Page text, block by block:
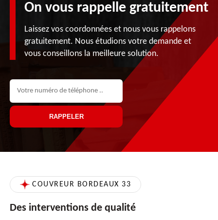
On vous rappelle gratuitement
Laissez vos coordonnées et nous vous rappelons
gratuitement. Nous étudions votre demande et
vous conseillons la meilleure solution.
COUVREUR BORDEAUX 33
Des interventions de qualité